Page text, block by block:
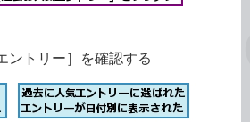
ントリー］を確認する